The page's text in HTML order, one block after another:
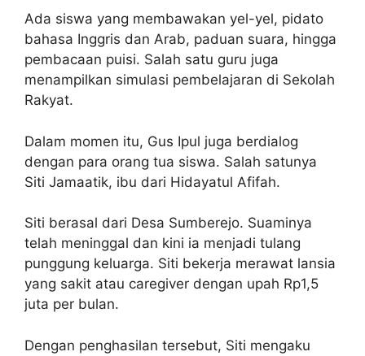
Ada siswa yang membawakan yel-yel, pidato
bahasa Inggris dan Arab, paduan suara, hingga
pembacaan puisi. Salah satu guru juga
menampilkan simulasi pembelajaran di Sekolah
Rakyat.
Dalam momen itu, Gus Ipul juga berdialog
dengan para orang tua siswa. Salah satunya
Siti Jamaatik, ibu dari Hidayatul Afifah.
Siti berasal dari Desa Sumberejo. Suaminya
telah meninggal dan kini ia menjadi tulang
punggung keluarga. Siti bekerja merawat lansia
yang sakit atau caregiver dengan upah Rp1,5
juta per bulan.
Dengan penghasilan tersebut, Siti mengaku